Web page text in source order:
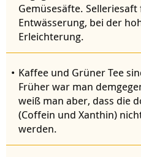
Gemüsesäfte.
Entwässerung, bei der
Erleichterung.
Kaffee und Grüner Tee
Früher war man
weiß man aber, dass die
(Coffein und Xanthin)
werden.